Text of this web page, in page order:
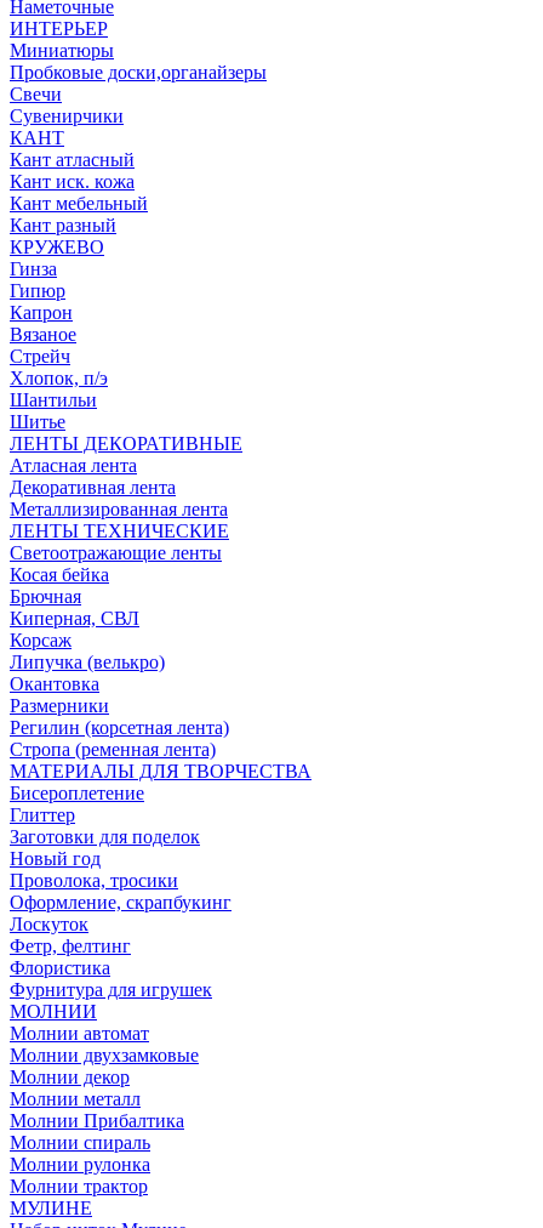
Наметочные
ИНТЕРЬЕР
Миниатюры
Пробковые доски,органайзеры
Свечи
Сувенирчики
КАНТ
Кант атласный
Кант иск. кожа
Кант мебельный
Кант разный
КРУЖЕВО
Гинза
Гипюр
Капрон
Вязаное
Стрейч
Хлопок, п/э
Шантильи
Шитье
ЛЕНТЫ ДЕКОРАТИВНЫЕ
Атласная лента
Декоративная лента
Металлизированная лента
ЛЕНТЫ ТЕХНИЧЕСКИЕ
Светоотражающие ленты
Косая бейка
Брючная
Киперная, СВЛ
Корсаж
Липучка (велькро)
Окантовка
Размерники
Регилин (корсетная лента)
Стропа (ременная лента)
МАТЕРИАЛЫ ДЛЯ ТВОРЧЕСТВА
Бисероплетение
Глиттер
Заготовки для поделок
Новый год
Проволока, тросики
Оформление, скрапбукинг
Лоскуток
Фетр, фелтинг
Флористика
Фурнитура для игрушек
МОЛНИИ
Молнии автомат
Молнии двухзамковые
Молнии декор
Молнии металл
Молнии Прибалтика
Молнии спираль
Молнии рулонка
Молнии трактор
МУЛИНЕ